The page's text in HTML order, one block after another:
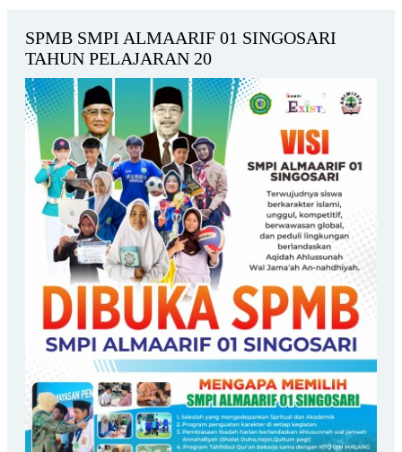
SPMB SMPI ALMAARIF 01 SINGOSARI
TAHUN PELAJARAN 20